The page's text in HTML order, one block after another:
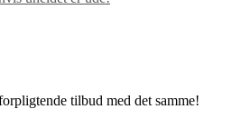
tilbud med det samme!